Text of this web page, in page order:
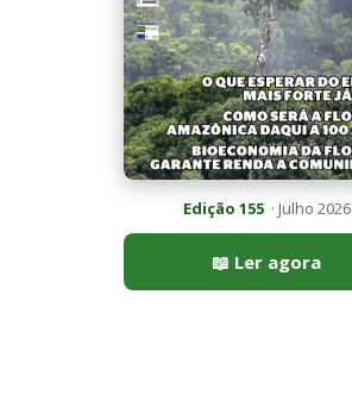
Mais lidas da semana